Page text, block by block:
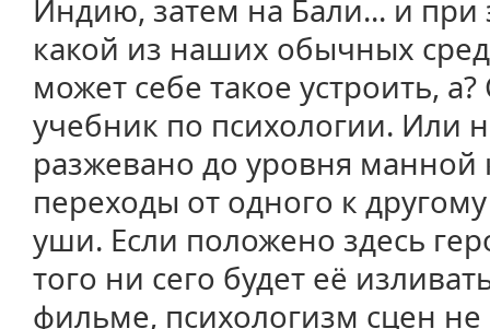
Индию, затем на Бали... и при
какой из наших обычных
может себе такое устроить,
учебник по психологии. Или
разжевано до уровня
переходы от одного к
уши. Если положено здесь
того ни сего будет её
фильме, психологизм сцен